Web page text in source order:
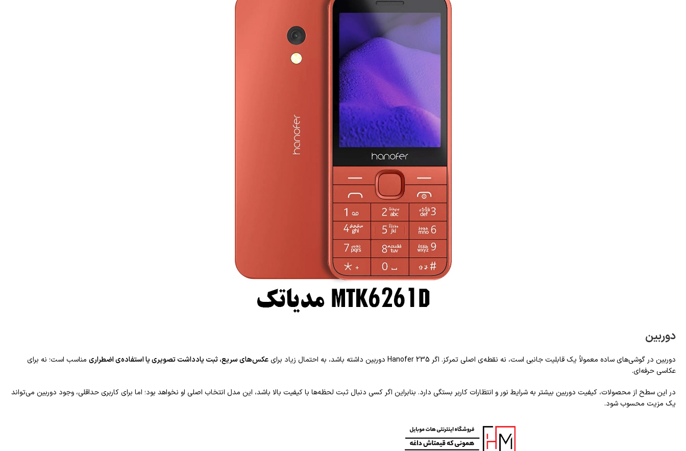
دوربین
دوربین در گوشی‌های ساده معمولاً یک قابلیت جانبی است، نه نقطه‌ی اصلی تمرکز. اگر Hanofer 235 دوربین داشته باشد، به احتمال زیاد برای عکس‌های سریع، ثبت یادداشت تصویری یا استفاده‌ی اضطراری مناسب است؛ نه برای
عکاسی حرفه‌ای.
در این سطح از محصولات، کیفیت دوربین بیشتر به شرایط نور و انتظارات کاربر بستگی دارد. بنابراین اگر کسی دنبال ثبت لحظه‌ها با کیفیت بالا باشد، این مدل انتخاب اصلی او نخواهد بود؛ اما برای کاربری حداقلی، وجود دوربین می‌تواند
یک مزیت محسوب شود.